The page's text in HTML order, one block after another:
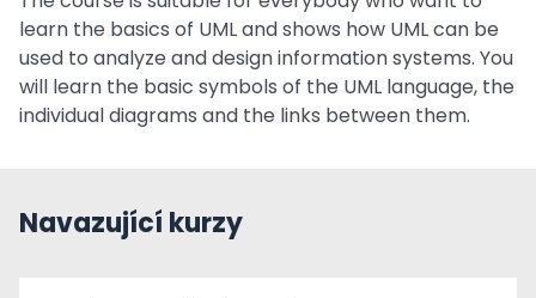
learn the basics of UML and shows how UML can be
used to analyze and design information systems. You
will learn the basic symbols of the UML language, the
individual diagrams and the links between them.
Navazující kurzy